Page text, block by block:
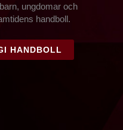
ungdomar och
handboll.
HANDBOLL